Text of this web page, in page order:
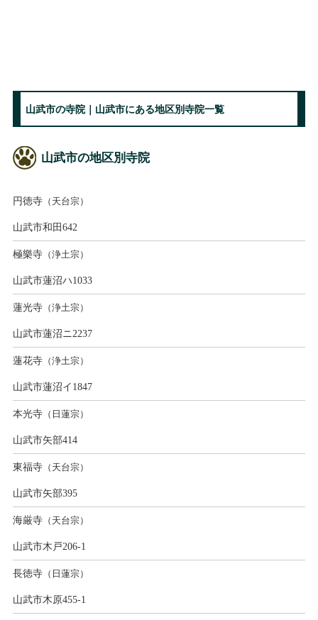
山武市の寺院｜山武市にある地区別寺院一覧
山武市の地区別寺院
円徳寺（天台宗）
山武市和田642
極樂寺（浄土宗）
山武市蓮沼ハ1033
蓮光寺（浄土宗）
山武市蓮沼ニ2237
蓮花寺（浄土宗）
山武市蓮沼イ1847
本光寺（日蓮宗）
山武市矢部414
東福寺（天台宗）
山武市矢部395
海厳寺（天台宗）
山武市木戸206-1
長徳寺（日蓮宗）
山武市木原455-1